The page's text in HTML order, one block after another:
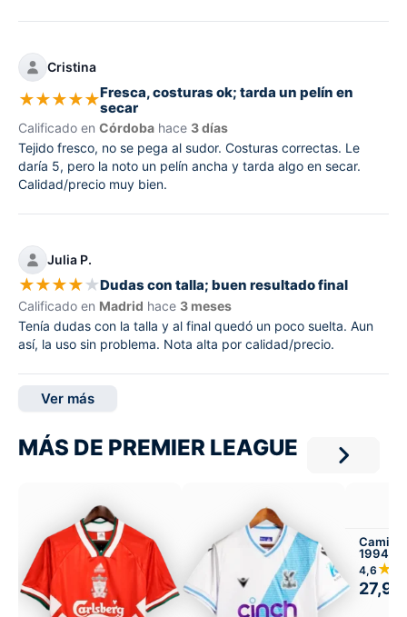
Cristina
★★★★★Fresca, costuras ok; tarda un pelín en
secar
Calificado en Córdoba hace 3 días
Tejido fresco, no se pega al sudor. Costuras correctas. Le
daría 5, pero la noto un pelín ancha y tarda algo en secar.
Calidad/precio muy bien.
Julia P.
★★★★★Dudas con talla; buen resultado final
Calificado en Madrid hace 3 meses
Tenía dudas con la talla y al final quedó un poco suelta. Aun
así, la uso sin problema. Nota alta por calidad/precio.
Ver más
MÁS DE PREMIER LEAGUE
1994-
4,6
27,99